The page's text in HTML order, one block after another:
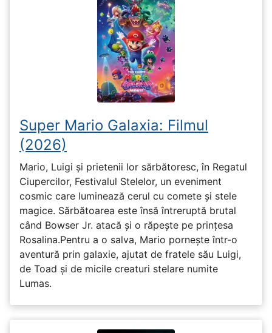
Super Mario Galaxia: Filmul
(2026)
Mario, Luigi și prietenii lor sărbătoresc, în Regatul
Ciupercilor, Festivalul Stelelor, un eveniment
cosmic care luminează cerul cu comete și stele
magice. Sărbătoarea este însă întreruptă brutal
când Bowser Jr. atacă și o răpește pe prinţesa
Rosalina.Pentru a o salva, Mario pornește într-o
aventură prin galaxie, ajutat de fratele său Luigi,
de Toad și de micile creaturi stelare numite
Lumas.